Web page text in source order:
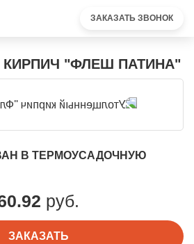
ЗАКАЗАТЬ ЗВОНОК
"ФЛЕШ ПАТИНА"
В ТЕРМОУСАДОЧНУЮ
руб.
ЗАКАЗАТЬ